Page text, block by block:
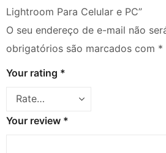
Lightroom Para Celular e PC”
O seu endereço de e-mail não
obrigatórios são marcados com *
Your rating *
Your review *